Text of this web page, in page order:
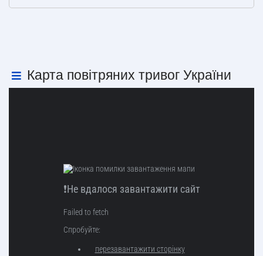
Карта повітряних тривог України